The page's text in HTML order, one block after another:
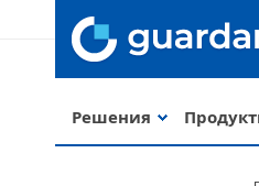
Решения